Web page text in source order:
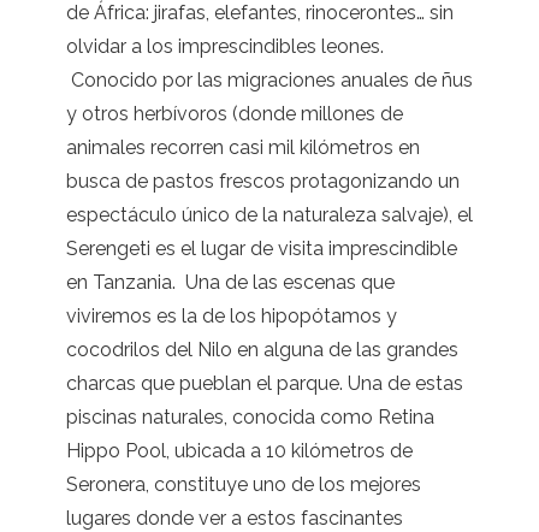
de África: jirafas, elefantes, rinocerontes… sin
olvidar a los imprescindibles leones.
Conocido por las migraciones anuales de ñus
y otros herbívoros (donde millones de
animales recorren casi mil kilómetros en
busca de pastos frescos protagonizando un
espectáculo único de la naturaleza salvaje), el
Serengeti es el lugar de visita imprescindible
en Tanzania. Una de las escenas que
viviremos es la de los hipopótamos y
cocodrilos del Nilo en alguna de las grandes
charcas que pueblan el parque. Una de estas
piscinas naturales, conocida como Retina
Hippo Pool, ubicada a 10 kilómetros de
Seronera, constituye uno de los mejores
lugares donde ver a estos fascinantes